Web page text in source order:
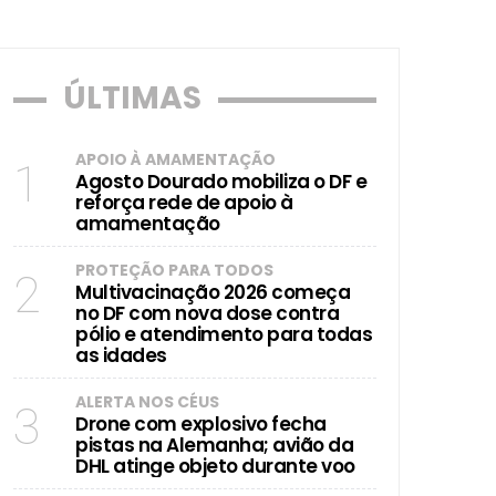
ÚLTIMAS
1 APOIO À AMAMENTAÇÃO
Agosto Dourado mobiliza o DF e
reforça rede de apoio à
amamentação
2 PROTEÇÃO PARA TODOS
Multivacinação 2026 começa
no DF com nova dose contra
pólio e atendimento para todas
as idades
3 ALERTA NOS CÉUS
Drone com explosivo fecha
pistas na Alemanha; avião da
DHL atinge objeto durante voo